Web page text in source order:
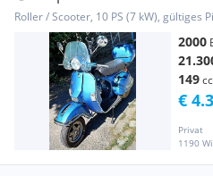
Roller / Scooter, 10 PS (7 kW), gültiges
2000
149
Privat
1190
€